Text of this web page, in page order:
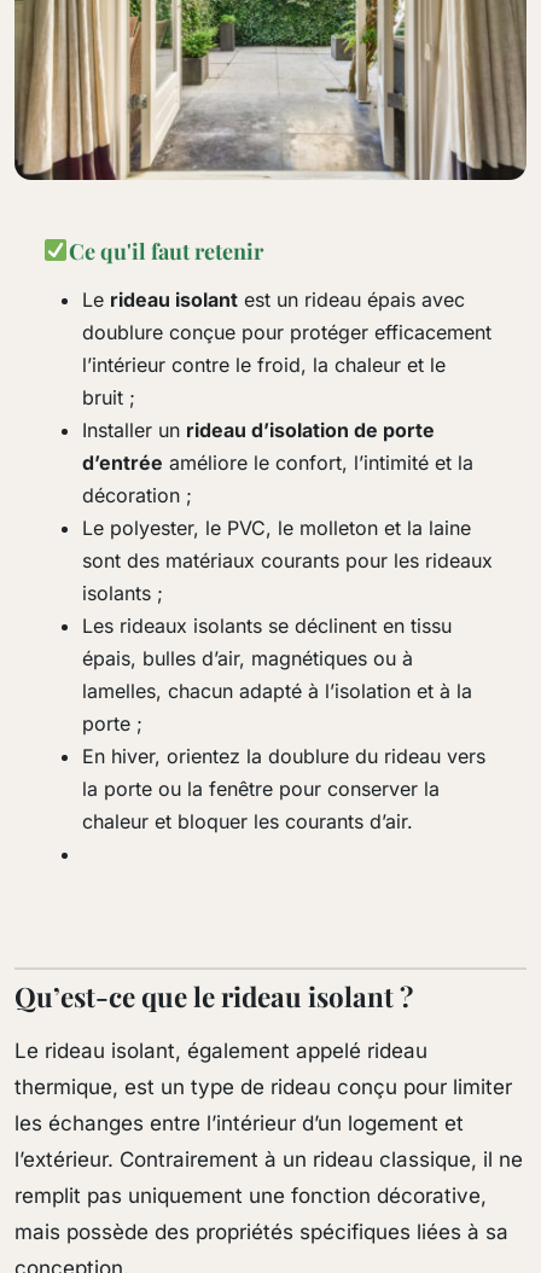
Ce qu'il faut retenir
Le rideau isolant est un rideau épais avec
doublure conçue pour protéger efficacement
l’intérieur contre le froid, la chaleur et le
bruit ;
Installer un rideau d’isolation de porte
d’entrée améliore le confort, l’intimité et la
décoration ;
Le polyester, le PVC, le molleton et la laine
sont des matériaux courants pour les rideaux
isolants ;
Les rideaux isolants se déclinent en tissu
épais, bulles d’air, magnétiques ou à
lamelles, chacun adapté à l’isolation et à la
porte ;
En hiver, orientez la doublure du rideau vers
la porte ou la fenêtre pour conserver la
chaleur et bloquer les courants d’air.
Qu’est-ce que le rideau isolant ?
Le rideau isolant, également appelé rideau
thermique, est un type de rideau conçu pour limiter
les échanges entre l’intérieur d’un logement et
l’extérieur. Contrairement à un rideau classique, il ne
remplit pas uniquement une fonction décorative,
mais possède des propriétés spécifiques liées à sa
conception.